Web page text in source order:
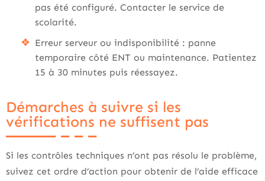
pas été configuré. Contacter le service de
scolarité.
Erreur serveur ou indisponibilité : panne
temporaire côté ENT ou maintenance. Patientez
15 à 30 minutes puis réessayez.
Démarches à suivre si les
vérifications ne suffisent pas
Si les contrôles techniques n’ont pas résolu le problème,
suivez cet ordre d’action pour obtenir de l’aide efficace